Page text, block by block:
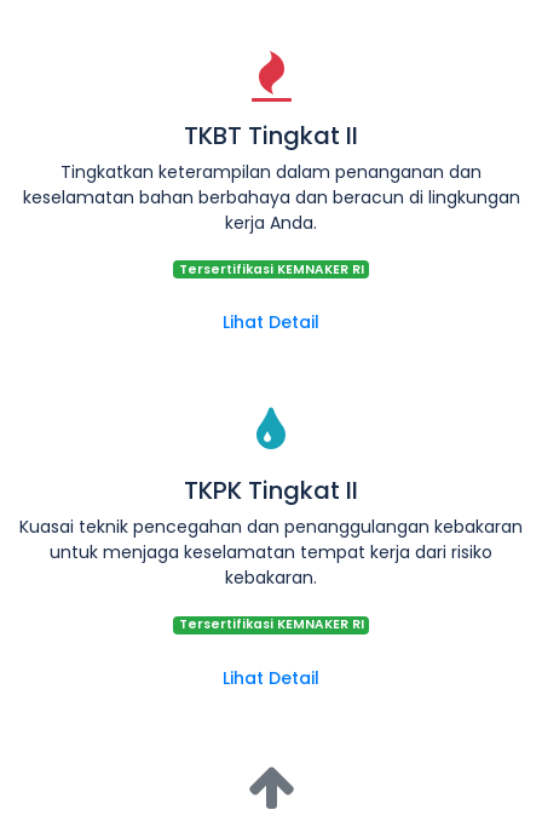
TKBT Tingkat II
Tingkatkan keterampilan dalam penanganan dan
keselamatan bahan berbahaya dan beracun di lingkungan
kerja Anda.
Tersertifikasi KEMNAKER RI
Lihat Detail
TKPK Tingkat II
Kuasai teknik pencegahan dan penanggulangan kebakaran
untuk menjaga keselamatan tempat kerja dari risiko
kebakaran.
Tersertifikasi KEMNAKER RI
Lihat Detail